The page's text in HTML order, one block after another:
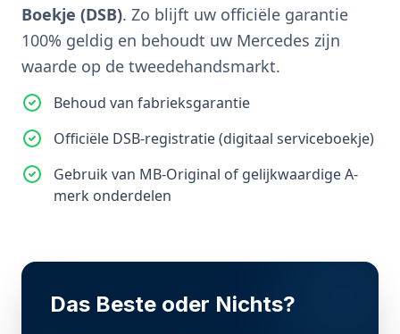
Boekje (DSB). Zo blijft uw officiële garantie
100% geldig en behoudt uw Mercedes zijn
waarde op de tweedehandsmarkt.
Behoud van fabrieksgarantie
Officiële DSB-registratie (digitaal serviceboekje)
Gebruik van MB-Original of gelijkwaardige A-
merk onderdelen
Das Beste oder Nichts?